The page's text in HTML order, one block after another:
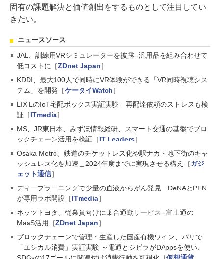
固有の課題解決と価値創出をするものとして注目してい
きたい。
ニュースソース
JAL、訓練用VRシミュレーターを披露--汎用品を組み合わせて
低コストに［ZDnet Japan］
KDDI、最大100人で同時にVR体験ができる「VR同時視聴シス
テム」を開発［ケータイWatch］
LIXILのIoT宅配ボックス実証実験 再配達依頼のストレスも検
証［ITmedia］
MS、JR東日本、みずほ情報総研、スマート交通の基盤でブロ
ックチェーン活用を検証［IT Leaders］
Osaka Metro、鉄道のチケットレス化や駅ナカ・地下街のキャ
ッシュレス化を加速＿2024年度までに実現させる構え［ガジ
ェット通信］
ディープラーニングで少量の血液からがん発見 DeNAとPFN
が専用ラボ開設［ITmedia］
ネッツトヨタ、従業員向けに乗合通勤サービス--富士通の
MaaS活用［ZDnet Japan］
ブロックチェーンで管理・生産した国産有機ワイン、パリで
「エシカル消費」実証実験 ～電通とシビラがDAppsを使い、